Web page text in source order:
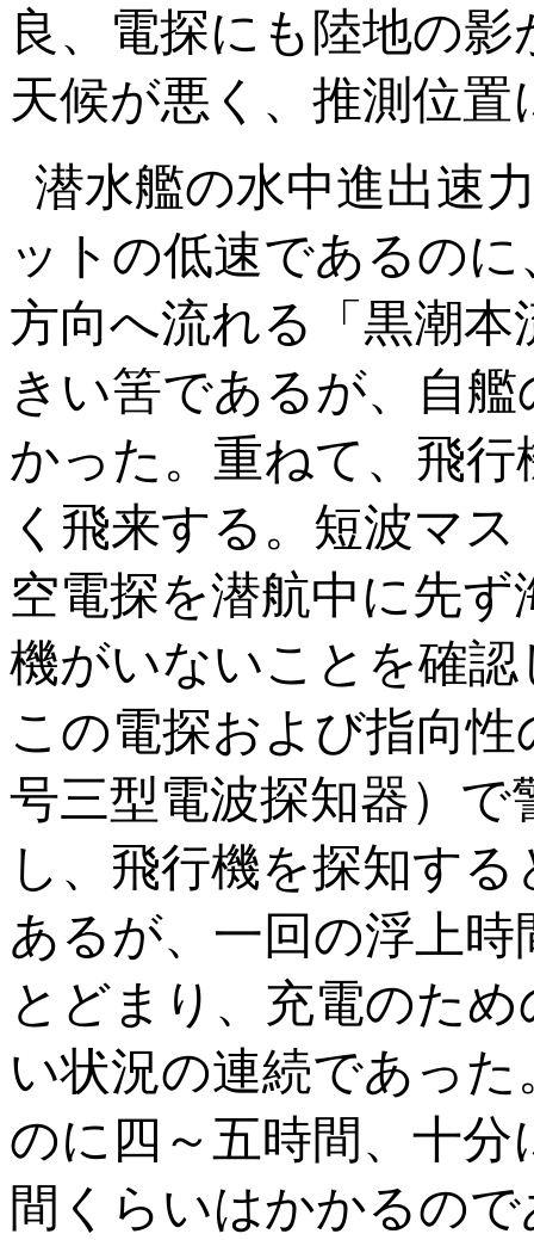
良、電探にも陸地の
天候が悪く、推測位
潜水艦の水中進出速
ットの低速であるの
方向へ流れる「黒潮
きい筈であるが、自
かった。重ねて、飛
く飛来する。短波マ
空電探を潜航中に先
機がいないことを確
この電探および指向
号三型電波探知器）
し、飛行機を探知す
あるが、一回の浮上
とどまり、充電のた
い状況の連続であっ
のに四～五時間、十
間くらいはかかるの